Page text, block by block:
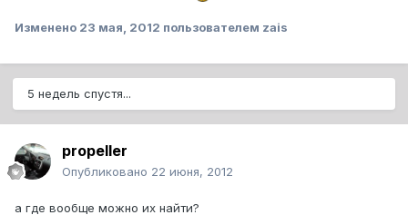
Изменено 23 мая, 2012 пользователем zais
5 недель спустя...
propeller
Опубликовано 22 июня, 2012
а где вообще можно их найти?